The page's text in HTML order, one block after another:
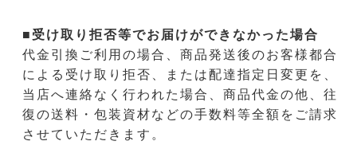
■受け取り拒否等でお届けができなかった場合
代金引換ご利用の場合、商品発送後のお客様都合
による受け取り拒否、または配達指定日変更を、
当店へ連絡なく行われた場合、商品代金の他、往
復の送料・包装資材などの手数料等全額をご請求
させていただきます。